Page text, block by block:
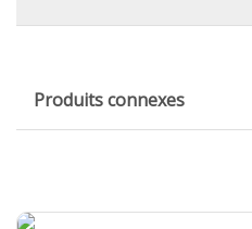
Produits connexes